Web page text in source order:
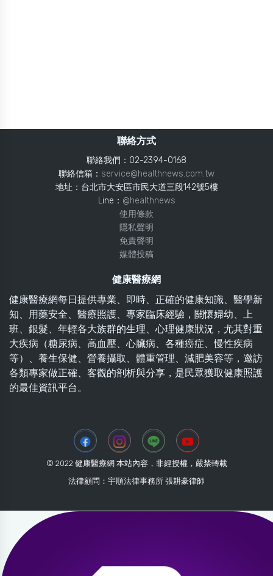
聯絡方式
聯絡我們：02-2394-0168
聯絡信箱： service@healthnews.com.tw
地址：台北市大安區市民大道三段142號5樓
Line： @healthnews
使用條款
隱私聲明
免責聲明
媒體投稿
健康醫療網
健康醫療網每日提供專業、即時、正確的健康知識、醫學新
知、用藥安全、醫療照護、專家臨床經驗，關懷婦幼、上
班、銀髮、年輕各大族群的生理、心理健康狀況，尤其對重
大疾病（糖尿病、高血壓、心臟病、各種癌症、慢性疾病
等）、養生保健、營養攝取、體重管理、減肥美容等，邀訪
各類專家做正確、客觀的剖析與分享，是民眾獲取健康照護
的最佳資訊平台。
© 2022 健康醫療網 本站內容，非經授權，嚴禁轉載
法律顧問：宇順法律事務所 張耕豪律師